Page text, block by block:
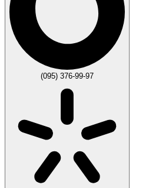
(095) 376-99-97